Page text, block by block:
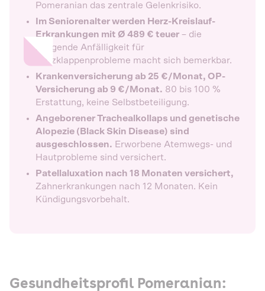
Pomeranian das zentrale Gelenkrisiko.
Im Seniorenalter werden Herz-Kreislauf-
Erkrankungen mit Ø 489 € teuer – die
steigende Anfälligkeit für
Herzklappenprobleme macht sich bemerkbar.
Krankenversicherung ab 25 €/Monat, OP-
Versicherung ab 9 €/Monat. 80 bis 100 %
Erstattung, keine Selbstbeteiligung.
Angeborener Trachealkollaps und genetische
Alopezie (Black Skin Disease) sind
ausgeschlossen. Erworbene Atemwegs- und
Hautprobleme sind versichert.
Patellaluxation nach 18 Monaten versichert,
Zahnerkrankungen nach 12 Monaten. Kein
Kündigungsvorbehalt.
Gesundheitsprofil Pomeranian: